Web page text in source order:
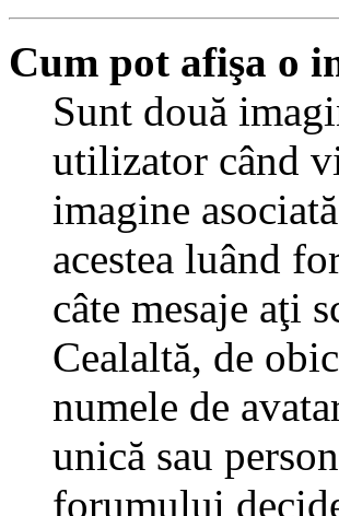
Cum pot afişa o
Sunt două
utilizator când
imagine
acestea luând
câte mesaje aţi
Cealaltă, de
numele de
unică sau
forumului